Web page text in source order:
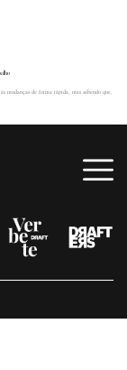
mudanças de forma rápida, mas sabendo que,